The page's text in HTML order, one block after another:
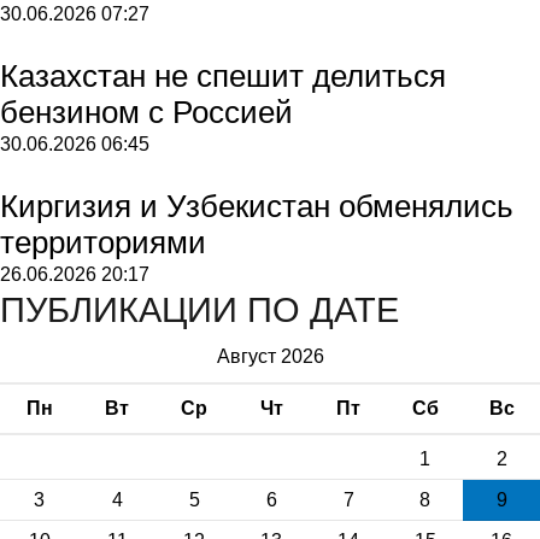
30.06.2026 07:27
Казахстан не спешит делиться
бензином с Россией
30.06.2026 06:45
Киргизия и Узбекистан обменялись
территориями
26.06.2026 20:17
ПУБЛИКАЦИИ ПО ДАТЕ
Август 2026
Пн Вт Ср Чт Пт Сб Вс
1
2
3
4 5 6 7 8
9